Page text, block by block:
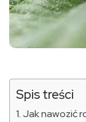
Spis treści
Jak nawozić